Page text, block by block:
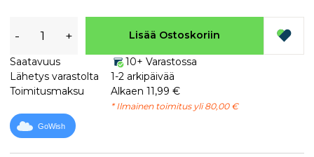
- + Lisää Ostoskoriin
Saatavuus
10+ Varastossa
Lähetys varastolta
1-2 arkipäivää
Toimitusmaksu
Alkaen 11,99 €
* Ilmainen toimitus yli 80,00 €
GoWish